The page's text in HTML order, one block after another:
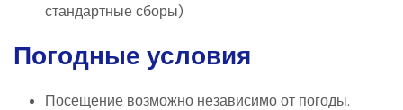
стандартные сборы)
Погодные условия
Посещение возможно независимо от погоды.